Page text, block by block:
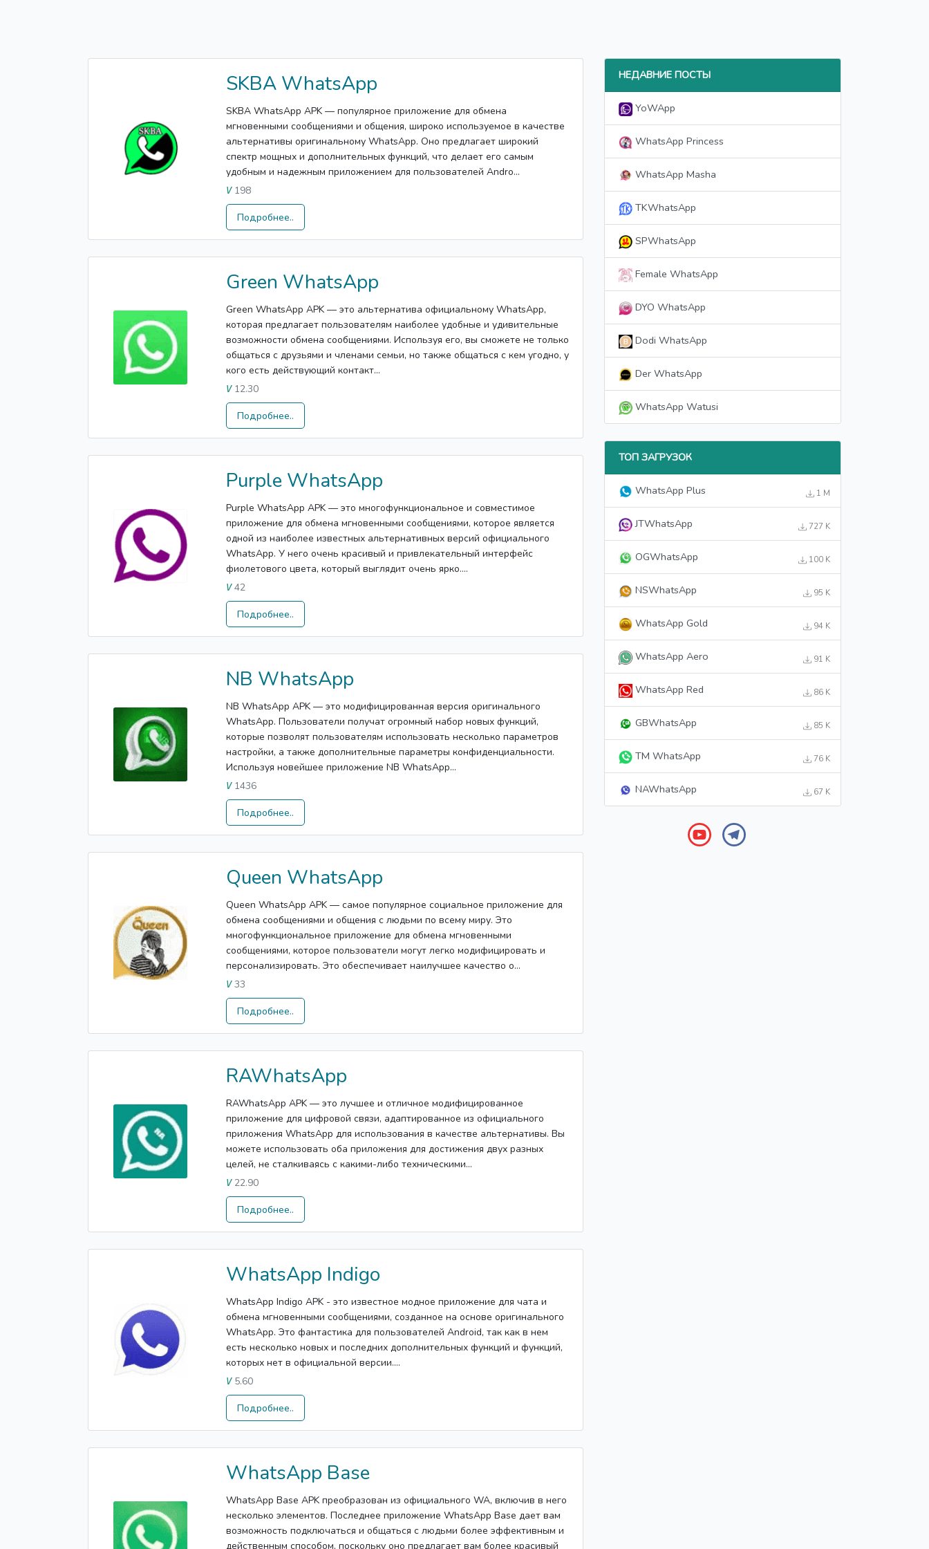
SKBA WhatsApp
SKBA WhatsApp APK — популярное приложение для обмена
мгновенными сообщениями и общения, широко используемое в качестве
альтернативы оригинальному WhatsApp. Оно предлагает широкий
спектр мощных и дополнительных функций, что делает его самым
удобным и надежным приложением для пользователей Andro...
V198
Подробнее..
Green WhatsApp
Green WhatsApp APK — это альтернатива официальному WhatsApp,
которая предлагает пользователям наиболее удобные и удивительные
возможности обмена сообщениями. Используя его, вы сможете не только
общаться с друзьями и членами семьи, но также общаться с кем угодно, у
кого есть действующий контакт...
V12.30
Подробнее..
Purple WhatsApp
Purple WhatsApp APK — это многофункциональное и совместимое
приложение для обмена мгновенными сообщениями, которое является
одной из наиболее известных альтернативных версий официального
WhatsApp. У него очень красивый и привлекательный интерфейс
фиолетового цвета, который выглядит очень ярко....
V42
Подробнее..
NB WhatsApp
NB WhatsApp APK — это модифицированная версия оригинального
WhatsApp. Пользователи получат огромный набор новых функций,
которые позволят пользователям использовать несколько параметров
настройки, а также дополнительные параметры конфиденциальности.
Используя новейшее приложение NB WhatsApp...
V1436
Подробнее..
Queen WhatsApp
Queen WhatsApp APK — самое популярное социальное приложение для
обмена сообщениями и общения с людьми по всему миру. Это
многофункциональное приложение для обмена мгновенными
сообщениями, которое пользователи могут легко модифицировать и
персонализировать. Это обеспечивает наилучшее качество о...
V33
Подробнее..
RAWhatsApp
RAWhatsApp APK — это лучшее и отличное модифицированное
приложение для цифровой связи, адаптированное из официального
приложения WhatsApp для использования в качестве альтернативы. Вы
можете использовать оба приложения для достижения двух разных
целей, не сталкиваясь с какими-либо техническими...
V22.90
Подробнее..
WhatsApp Indigo
WhatsApp Indigo APK - это известное модное приложение для чата и
обмена мгновенными сообщениями, созданное на основе оригинального
WhatsApp. Это фантастика для пользователей Android, так как в нем
есть несколько новых и последних дополнительных функций и функций,
которых нет в официальной версии....
V5.60
Подробнее..
WhatsApp Base
WhatsApp Base APK преобразован из официального WA, включив в него
несколько элементов. Последнее приложение WhatsApp Base дает вам
возможность подключаться и общаться с людьми более эффективным и
действенным способом, поскольку оно предлагает вам более красивый
НЕДАВНИЕ ПОСТЫ
YoWApp
WhatsApp Princess
WhatsApp Masha
TKWhatsApp
SPWhatsApp
Female WhatsApp
DYO WhatsApp
Dodi WhatsApp
Der WhatsApp
WhatsApp Watusi
ТОП ЗАГРУЗОК
WhatsApp Plus 1 M
JTWhatsApp 727 K
OGWhatsApp 100 K
NSWhatsApp 95 K
WhatsApp Gold 94 K
WhatsApp Aero 91 K
WhatsApp Red 86 K
GBWhatsApp 85 K
TM WhatsApp 76 K
NAWhatsApp 67 K